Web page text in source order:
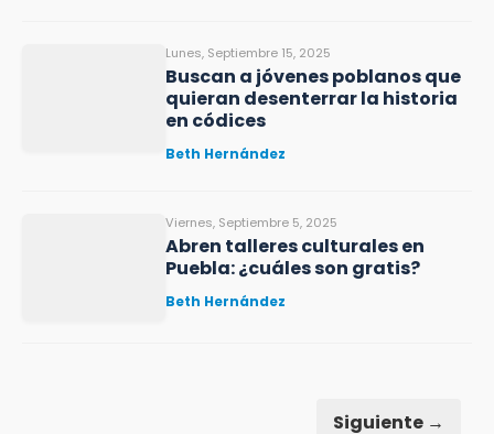
Lunes, Septiembre 15, 2025
Buscan a jóvenes poblanos que
quieran desenterrar la historia
en códices
Beth Hernández
Viernes, Septiembre 5, 2025
Abren talleres culturales en
Puebla: ¿cuáles son gratis?
Beth Hernández
Siguiente →